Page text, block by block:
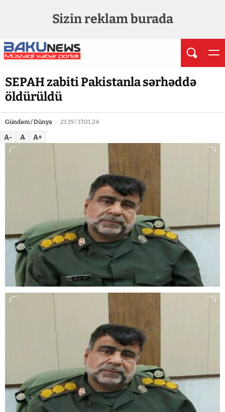
Sizin reklam burada
SEPAH zabiti Pakistanla sərhəddə
öldürüldü
Gündəm / Dünya 21:19 | 17.01.24
A- A A+